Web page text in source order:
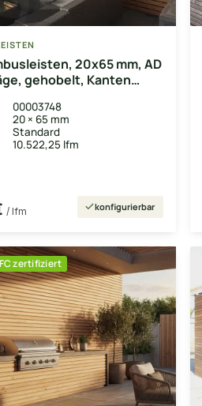
20x65 mm, AD
gehobelt, Kanten
00003748
20 × 65 mm
Standard
10.522,25 lfm
/ lfm konfigurierbar
zertifiziert